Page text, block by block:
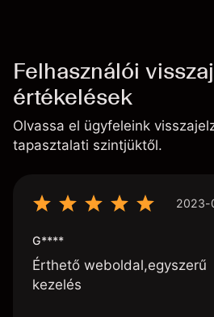
Felhasználói
értékelések
Olvassa el ügyfeleink
tapasztalati szintjüktől.
2023-
G****
Érthető weboldal,egyszerű
kezelés